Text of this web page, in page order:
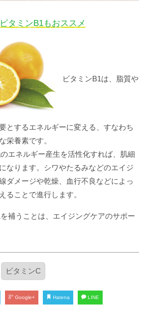
タミンB1もおススメ
ビタミンB1は、脂質や
とするエネルギーに変える、すなわち
栄養素です。
エネルギー産生を活性化すれば、肌細
なります。シワやたるみなどのエイジ
ダメージや乾燥、血行不良などによっ
ることで進行します。
補うことは、エイジングケアのサポー
ビタミンC
Google+ Hatena LINE